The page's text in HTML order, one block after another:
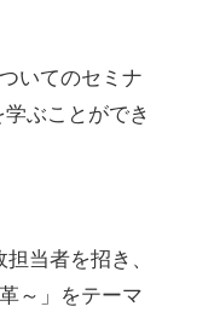
いてのセミナ
ぶことができ
当者を招き、
～」をテーマ